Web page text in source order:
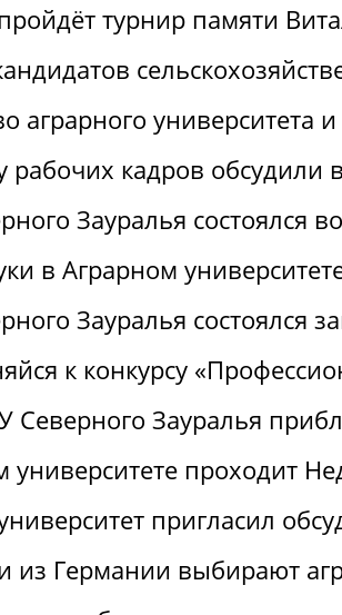
турнир памяти
аграрного
рабочих кадров
Зауралья состоялся
в Аграрном
Зауралья
к конкурсу
Северного Зауралья
университете проходит
пригласил
из Германии выбирают